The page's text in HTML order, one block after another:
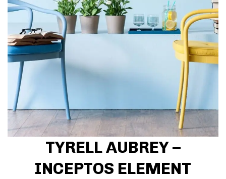
TYRELL AUBREY –
INCEPTOS ELEMENT